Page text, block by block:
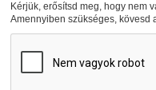
Kérjük, erősítsd meg, hogy nem
Amennyiben szükséges, kövesd